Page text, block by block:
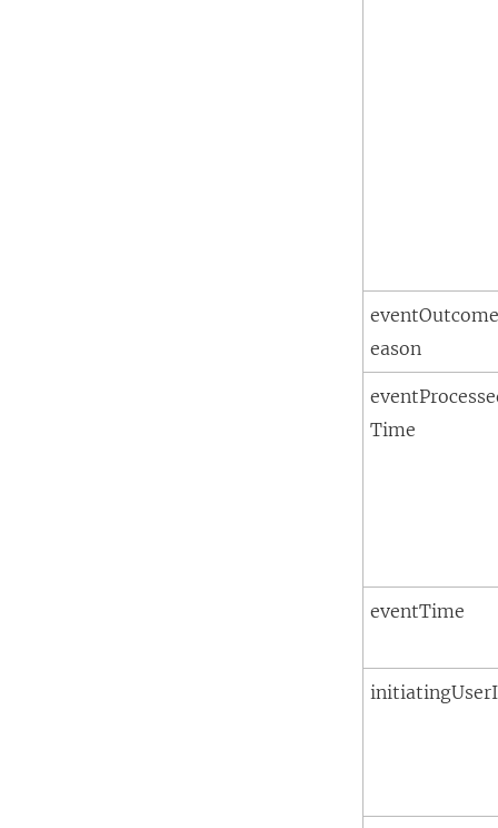
eason
Time
eventTime